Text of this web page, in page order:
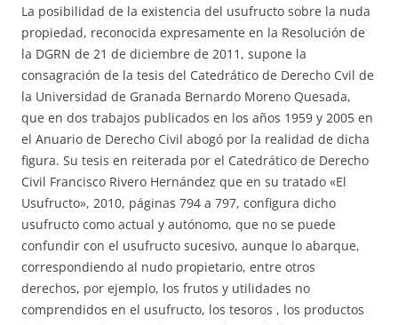
La posibilidad de la existencia del usufructo sobre la nuda
propiedad, reconocida expresamente en la Resolución de
la DGRN de 21 de diciembre de 2011, supone la
consagración de la tesis del Catedrático de Derecho Cvil de
la Universidad de Granada Bernardo Moreno Quesada,
que en dos trabajos publicados en los años 1959 y 2005 en
el Anuario de Derecho Civil abogó por la realidad de dicha
figura. Su tesis en reiterada por el Catedrático de Derecho
Civil Francisco Rivero Hernández que en su tratado «El
Usufructo», 2010, páginas 794 a 797, configura dicho
usufructo como actual y autónomo, que no se puede
confundir con el usufructo sucesivo, aunque lo abarque,
correspondiendo al nudo propietario, entre otros
derechos, por ejemplo, los frutos y utilidades no
comprendidos en el usufructo, los tesoros , los productos